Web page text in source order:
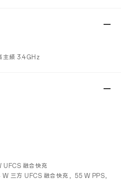
主频 3.4GHz
UFCS 融合快充
三方 UFCS 融合快充，55 W PPS，